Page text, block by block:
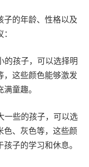
子的年龄、性格以及
的孩子，可以选择明
，这些颜色能够激发
童趣。
一些的孩子，可以选
色、灰色等，这些颜
子的学习和休息。